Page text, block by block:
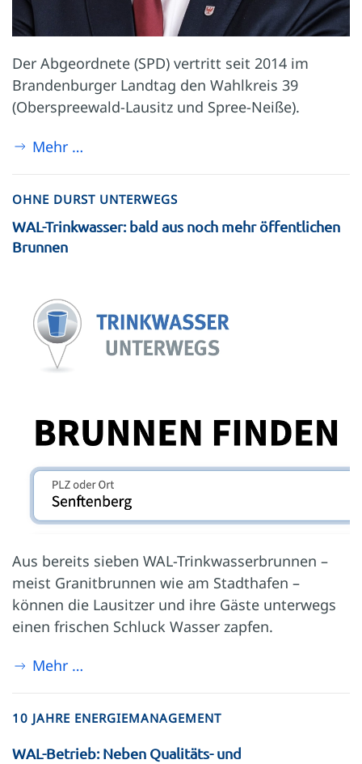
Der Abgeordnete (SPD) vertritt seit 2014 im
Brandenburger Landtag den Wahlkreis 39
(Oberspreewald-Lausitz und Spree-Neiße).
Mehr …
OHNE DURST UNTERWEGS
WAL-Trinkwasser: bald aus noch mehr öffentlichen
Brunnen
Aus bereits sieben WAL-Trinkwasserbrunnen –
meist Granitbrunnen wie am Stadthafen –
können die Lausitzer und ihre Gäste unterwegs
einen frischen Schluck Wasser zapfen.
Mehr …
10 JAHRE ENERGIEMANAGEMENT
WAL-Betrieb: Neben Qualitäts- und